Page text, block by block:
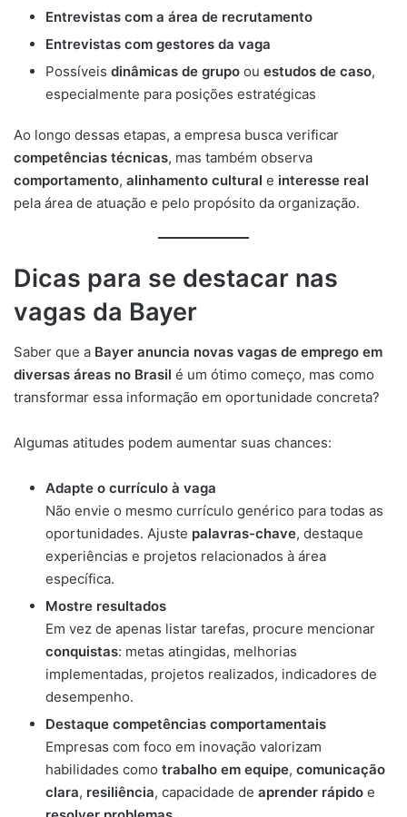
Entrevistas com a área de recrutamento
Entrevistas com gestores da vaga
Possíveis dinâmicas de grupo ou estudos de caso,
especialmente para posições estratégicas
Ao longo dessas etapas, a empresa busca verificar
competências técnicas, mas também observa
comportamento, alinhamento cultural e interesse real
pela área de atuação e pelo propósito da organização.
Dicas para se destacar nas
vagas da Bayer
Saber que a Bayer anuncia novas vagas de emprego em
diversas áreas no Brasil é um ótimo começo, mas como
transformar essa informação em oportunidade concreta?
Algumas atitudes podem aumentar suas chances:
Adapte o currículo à vaga
Não envie o mesmo currículo genérico para todas as
oportunidades. Ajuste palavras-chave, destaque
experiências e projetos relacionados à área
específica.
Mostre resultados
Em vez de apenas listar tarefas, procure mencionar
conquistas: metas atingidas, melhorias
implementadas, projetos realizados, indicadores de
desempenho.
Destaque competências comportamentais
Empresas com foco em inovação valorizam
habilidades como trabalho em equipe, comunicação
clara, resiliência, capacidade de aprender rápido e